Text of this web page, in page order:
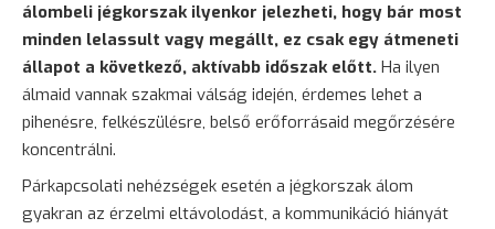
álombeli jégkorszak ilyenkor jelezheti, hogy bár most
minden lelassult vagy megállt, ez csak egy átmeneti
állapot a következő, aktívabb időszak előtt. Ha ilyen
álmaid vannak szakmai válság idején, érdemes lehet a
pihenésre, felkészülésre, belső erőforrásaid megőrzésére
koncentrálni.
Párkapcsolati nehézségek esetén a jégkorszak álom
gyakran az érzelmi eltávolodást, a kommunikáció hiányát